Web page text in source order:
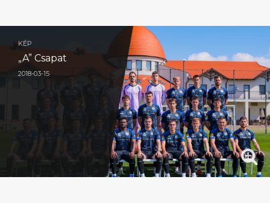
KÉP
„A” Csapat
2018-03-15